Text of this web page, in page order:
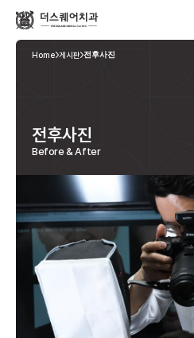
Home 게시판 전후사진
전후사진
Before & After